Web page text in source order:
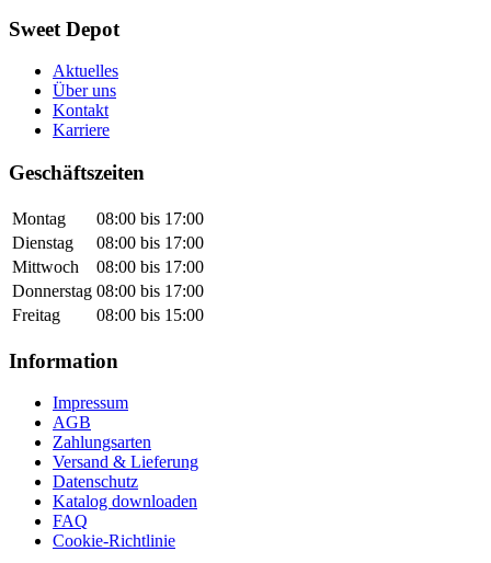
Sweet Depot
Aktuelles
Über uns
Kontakt
Karriere
Geschäftszeiten
Montag
08:00 bis 17:00
Dienstag
08:00 bis 17:00
Mittwoch
08:00 bis 17:00
Donnerstag 08:00 bis 17:00
Freitag
08:00 bis 15:00
Information
Impressum
AGB
Zahlungsarten
Versand & Lieferung
Datenschutz
Katalog downloaden
FAQ
Cookie-Richtlinie